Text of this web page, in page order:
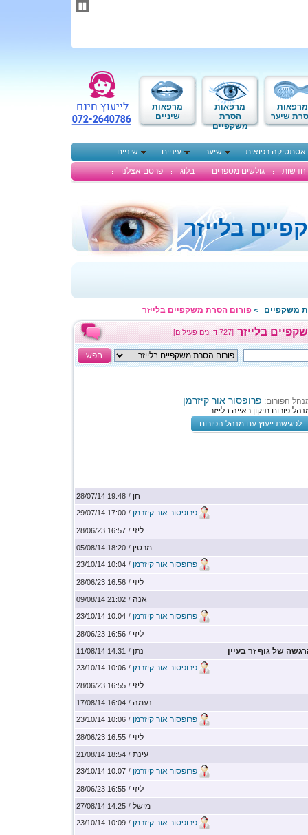
מרפאות
שיער
מרפאות
הסרת
משקפיים
מרפאות
שיניים
אסתטיקה רפואית שיער עיניים
שיניים
חדשות
גולשים מספרים בלוג פרסם אצלנו
בלייזר
משקפיים > פורום הסרת משקפיים בלייזר
[727 דיונים פעילים] בלייזר
חפש
הפורום: פרופסור אור קיזרמן
פורום תיקון ראייה בלייזר
לפגישת ייעוץ עם מנהל הפורום
חן /
19:48 28/07/14
פרופסור אור קיזרמן /
17:00 29/07/14
ליזי /
16:57 28/06/23
מרטין /
18:20 05/08/14
פרופסור אור קיזרמן /
10:04 23/10/14
ליזי /
16:56 28/06/23
אנה /
21:02 09/08/14
פרופסור אור קיזרמן /
10:04 23/10/14
ליזי /
16:56 28/06/23
של גוף זר בעיין נתן /
14:31 11/08/14
פרופסור אור קיזרמן /
10:06 23/10/14
ליזי /
16:55 28/06/23
נעמה /
16:04 17/08/14
פרופסור אור קיזרמן /
10:06 23/10/14
ליזי /
16:55 28/06/23
עינת /
18:54 21/08/14
פרופסור אור קיזרמן /
10:07 23/10/14
ליזי /
16:55 28/06/23
מישל /
14:25 27/08/14
פרופסור אור קיזרמן /
10:09 23/10/14